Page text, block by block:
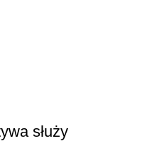
służy